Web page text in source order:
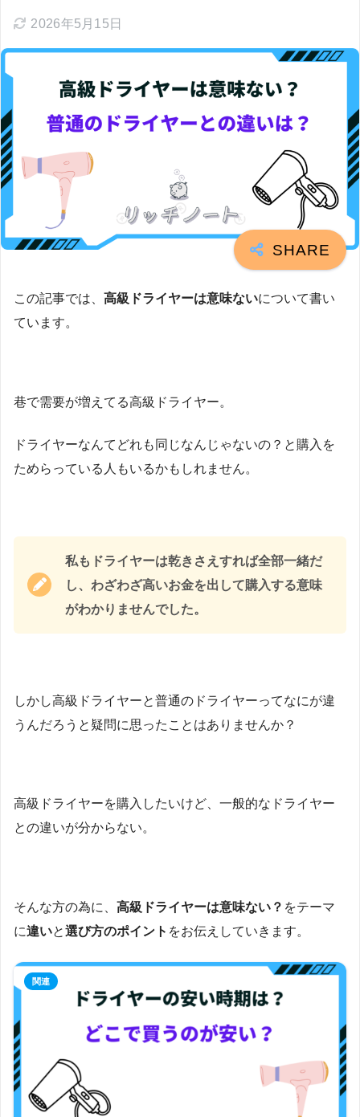
2026年5月15日
この記事では、 高級ドライヤーは意味ないについて書い
ています。
巷で需要が増えてる高級ドライヤー。
ドライヤーなんてどれも同じなんじゃないの？と購入を
ためらっている人もいるかもしれません。
私もドライヤーは乾きさえすれば全部一緒だ
し、わざわざ高いお金を出して購入する意味
がわかりませんでした。
しかし高級ドライヤーと普通のドライヤーってなにが違
うんだろうと疑問に思ったことはありませんか？
高級ドライヤーを購入したいけど、一般的なドライヤー
との違いが分からない。
そんな方の為に、 高級ドライヤーは意味ない？ をテーマ
に違いと選び方のポイント をお伝えしていきます。